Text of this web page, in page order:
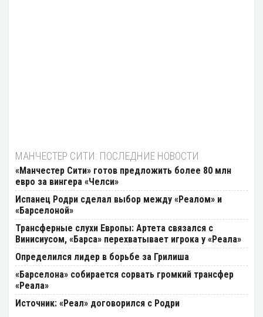
МАНЧЕСТЕР СИТИ: ПОСЛЕДНИЕ НОВОСТИ
«Манчестер Сити» готов предложить более 80 млн
евро за вингера «Челси»
Испанец Родри сделал выбор между «Реалом» и
«Барселоной»
Трансферные слухи Европы: Артета связался с
Винисиусом, «Барса» перехватывает игрока у «Реала»
Определился лидер в борьбе за Грилиша
«Барселона» собирается сорвать громкий трансфер
«Реала»
Источник: «Реал» договорился с Родри